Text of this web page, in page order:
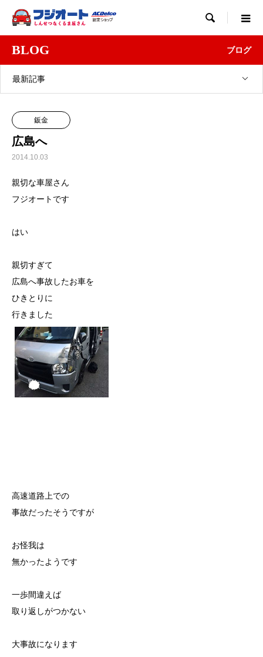

BLOG ブログ
最新記事
鈑金
広島へ
2014.10.03
親切な車屋さん
フジオートです
はい
親切すぎて
広島へ事故したお車を
ひきとりに
行きました
高速道路上での
事故だったそうですが
お怪我は
無かったようです
一歩間違えば
取り返しがつかない
大事故になります